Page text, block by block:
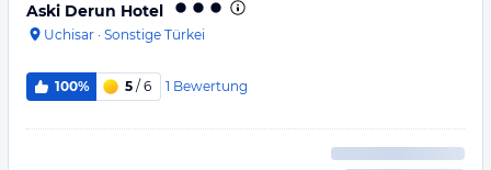
Aski Derun Hotel
Uchisar · Sonstige Türkei
100% 5 / 6 1 Bewertung